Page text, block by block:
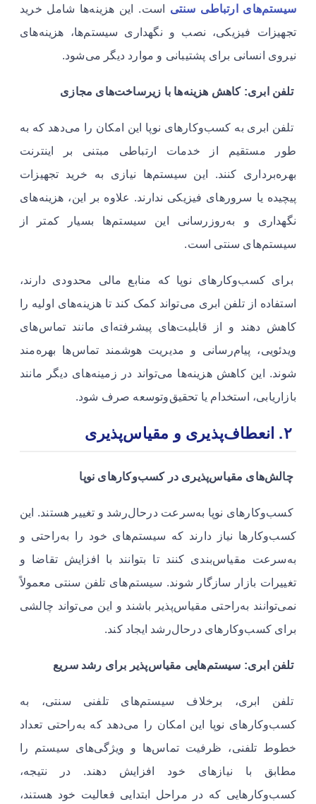
سیستم‌های ارتباطی سنتیاست. این هزینه‌ها شامل خرید
تجهیزات فیزیکی، نصب و نگهداری سیستم‌ها، هزینه‌های
نیروی انسانی برای پشتیبانی و موارد دیگر می‌شود.
تلفن ابری: کاهش هزینه‌ها با زیرساخت‌های مجازی
تلفن ابری به کسب‌وکارهای نوپا این امکان را می‌دهد که به
طور مستقیم از خدمات ارتباطی مبتنی بر اینترنت
بهره‌برداری کنند. این سیستم‌ها نیازی به خرید تجهیزات
پیچیده یا سرورهای فیزیکی ندارند. علاوه بر این، هزینه‌های
نگهداری و به‌روزرسانی این سیستم‌ها بسیار کمتر از
سیستم‌های سنتی است.
برای کسب‌وکارهای نوپا که منابع مالی محدودی دارند،
استفاده از تلفن ابری می‌تواند کمک کند تا هزینه‌های اولیه را
کاهش دهند و از قابلیت‌های پیشرفته‌ای مانند تماس‌های
ویدئویی، پیام‌رسانی و مدیریت هوشمند تماس‌ها بهره‌مند
شوند. این کاهش هزینه‌ها می‌تواند در زمینه‌های دیگر مانند
بازاریابی، استخدام یا تحقیق‌وتوسعه صرف شود.
چالش‌های مقیاس‌پذیری در کسب‌وکارهای نوپا
کسب‌وکارهای نوپا به‌سرعت درحال‌رشد و تغییر هستند. این
کسب‌وکارها نیاز دارند که سیستم‌های خود را به‌راحتی و
به‌سرعت مقیاس‌بندی کنند تا بتوانند با افزایش تقاضا و
تغییرات بازار سازگار شوند. سیستم‌های تلفن سنتی معمولاً
نمی‌توانند به‌راحتی مقیاس‌پذیر باشند و این می‌تواند چالشی
برای کسب‌وکارهای درحال‌رشد ایجاد کند.
تلفن ابری: سیستم‌هایی مقیاس‌پذیر برای رشد سریع
تلفن ابری، برخلاف سیستم‌های تلفنی سنتی، به
کسب‌وکارهای نوپا این امکان را می‌دهد که به‌راحتی تعداد
خطوط تلفنی، ظرفیت تماس‌ها و ویژگی‌های سیستم را
مطابق با نیازهای خود افزایش دهند. در نتیجه،
کسب‌وکارهایی که در مراحل ابتدایی فعالیت خود هستند،